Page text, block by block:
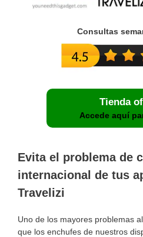
Consultas
Tienda
Accede aquí
Evita el problema de
internacional de tus
Travelizi
Uno de los mayores problemas
que los enchufes de nuestros